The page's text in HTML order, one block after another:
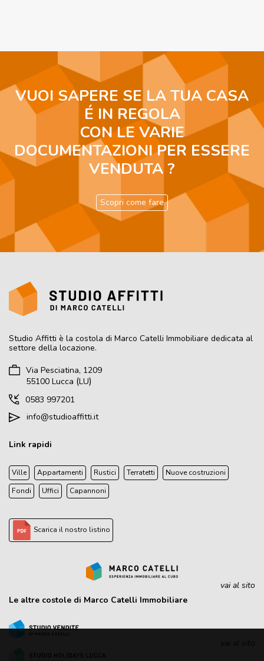
VUOI SAPERE SE LA TUA CASA
É IN REGOLA
CON LE VARIE
DOCUMENTAZIONI PER ESSERE
VENDUTA ?
Scopri come fare
Studio Affitti è la costola di Marco Catelli Immobiliare dedicata al
settore della locazione.
Via Pesciatina, 1209
55100 Lucca (LU)
0583 997201
info@studioaffitti.it
Link rapidi
Ville Appartamenti Rustici Terratetti
Nuove costruzioni
Fondi
Uffici Capannoni
Scarica il nostro listino
vai al sito
Le altre costole di Marco Catelli Immobiliare